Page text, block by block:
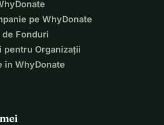
pe WhyDonate
Fonduri
pentru Organizații
în WhyDonate